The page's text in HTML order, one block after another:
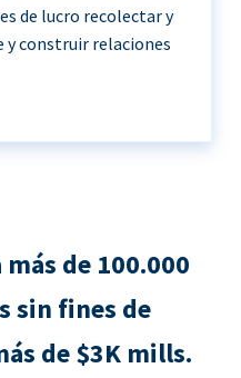
de lucro recolectar y
y construir relaciones
de 100.000
sin fines de
de $3K mills.